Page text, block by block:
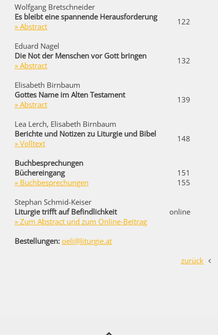
Wolfgang Bretschneider
Es bleibt eine spannende Herausforderung
» Abstract 122
Eduard Nagel
Die Not der Menschen vor Gott bringen
» Abstract
132
Elisabeth Birnbaum
Gottes Name im Alten Testament
» Abstract
139
Lea Lerch, Elisabeth Birnbaum
Berichte und Notizen zu Liturgie und Bibel
» Volltext
148
Buchbesprechungen
Büchereingang
» Buchbesprechungen
151
155
Stephan Schmid-Keiser
Liturgie trifft auf Befindlichkeit
» Zum Abstract und zum Online-Beitrag
online
Bestellungen: oeli@liturgie.at
zurück